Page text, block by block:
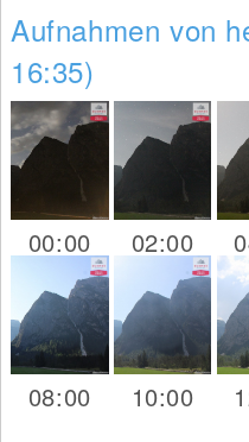
Aufnahmen von
16:35)
00:00 02:00
08:00 10:00